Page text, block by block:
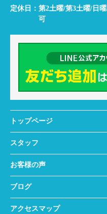
定休日： 第2土曜/第3土曜/日
可
トップページ
スタッフ
お客様の声
ブログ
アクセスマップ